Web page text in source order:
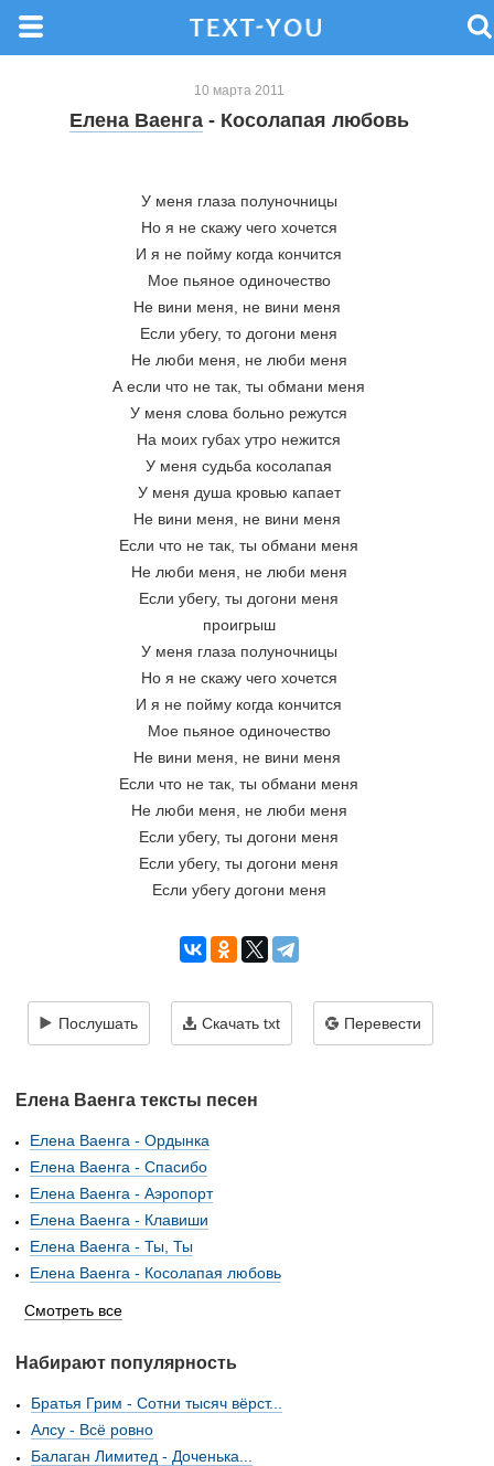
10 марта 2011
Елена Ваенга- Косолапая любовь
У меня глаза полуночницы
Но я не скажу чего хочется
И я не пойму когда кончится
Мое пьяное одиночество
Не вини меня, не вини меня
Если убегу, то догони меня
Не люби меня, не люби меня
А если что не так, ты обмани меня
У меня слова больно режутся
На моих губах утро нежится
У меня судьба косолапая
У меня душа кровью капает
Не вини меня, не вини меня
Если что не так, ты обмани меня
Не люби меня, не люби меня
Если убегу, ты догони меня
проигрыш
У меня глаза полуночницы
Но я не скажу чего хочется
И я не пойму когда кончится
Мое пьяное одиночество
Не вини меня, не вини меня
Если что не так, ты обмани меня
Не люби меня, не люби меня
Если убегу, ты догони меня
Если убегу, ты догони меня
Если убегу догони меня
Послушать Скачать txt Перевести
Елена Ваенга тексты песен
Елена Ваенга - Ордынка
Елена Ваенга - Спасибо
Елена Ваенга - Аэропорт
Елена Ваенга - Клавиши
Елена Ваенга - Ты, Ты
Елена Ваенга - Косолапая любовь
Смотреть все
Набирают популярность
Братья Грим - Сотни тысяч вёрст...
Алсу - Всё ровно
Балаган Лимитед - Доченька...